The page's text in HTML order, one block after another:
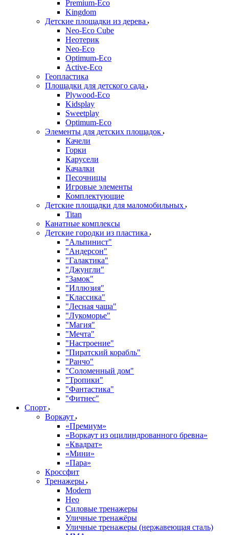
Premium-Eco
Kingdom
Детские площадки из дерева
Neo-Eco Cube
Неотерик
Neo-Eco
Оptimum-Еco
Active-Eco
Геопластика
Площадки для детского сада
Plywood-Eco
Kidsplay
Sweetplay
Оptimum-Еco
Элементы для детских площадок
Качели
Горки
Карусели
Качалки
Песочницы
Игровые элементы
Комплектующие
Детские площадки для маломобильных
Titan
Канатные комплексы
Детские городки из пластика
"Альпинист"
"Андерсон"
"Галактика"
"Джунгли"
"Замок"
"Иллюзия"
"Классика"
"Лесная чаща"
"Лукоморье"
"Магия"
"Мечта"
"Настроение"
"Пиратский корабль"
"Ранчо"
"Соломенный дом"
"Тропики"
"Фантастика"
"Фитнес"
Спорт
Воркаут
«Премиум»
«Воркаут из оцилиндрованного бревна»
«Квадрат»
«Мини»
«Пара»
Кроссфит
Тренажеры
Modern
Нео
Силовые тренажеры
Уличные тренажёры
Уличные тренажеры (нержавеющая сталь)